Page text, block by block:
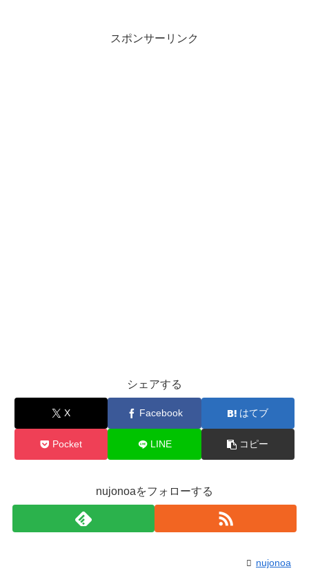
スポンサーリンク
シェアする
X Facebook はてブ
Pocket LINE コピー
nujonoaをフォローする
nujonoa